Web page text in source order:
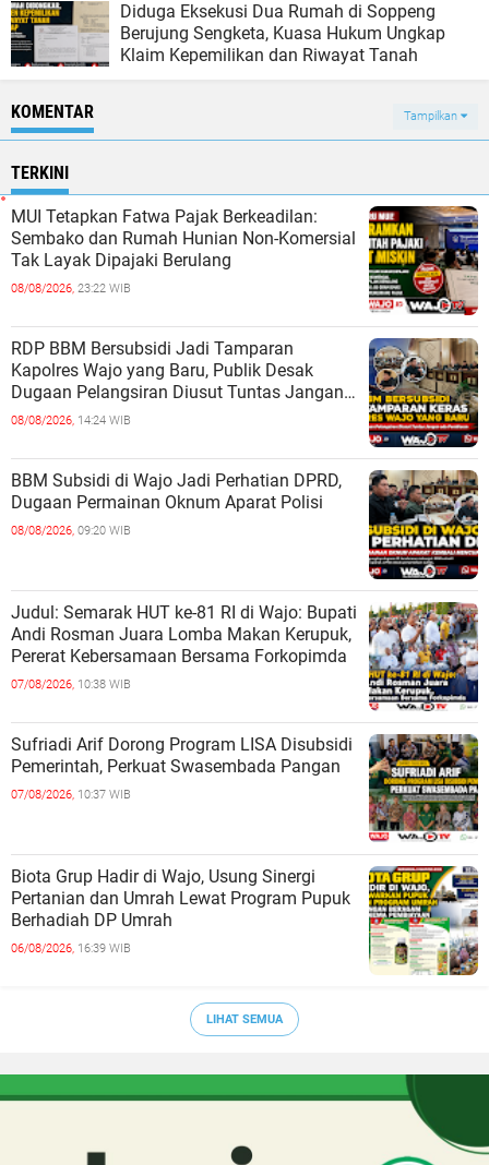
Diduga Eksekusi Dua Rumah di Soppeng
Berujung Sengketa, Kuasa Hukum Ungkap
Klaim Kepemilikan dan Riwayat Tanah
KOMENTAR Tampilkan
TERKINI
MUI Tetapkan Fatwa Pajak Berkeadilan:
Sembako dan Rumah Hunian Non-Komersial
Tak Layak Dipajaki Berulang
08/08/2026, 23:22 WIB
RDP BBM Bersubsidi Jadi Tamparan
Kapolres Wajo yang Baru, Publik Desak
Dugaan Pelangsiran Diusut Tuntas Jangan
ada Pembiaran
08/08/2026, 14:24 WIB
BBM Subsidi di Wajo Jadi Perhatian DPRD,
Dugaan Permainan Oknum Aparat Polisi
08/08/2026, 09:20 WIB
Judul: Semarak HUT ke-81 RI di Wajo: Bupati
Andi Rosman Juara Lomba Makan Kerupuk,
Pererat Kebersamaan Bersama Forkopimda
07/08/2026, 10:38 WIB
Sufriadi Arif Dorong Program LISA Disubsidi
Pemerintah, Perkuat Swasembada Pangan
07/08/2026, 10:37 WIB
Biota Grup Hadir di Wajo, Usung Sinergi
Pertanian dan Umrah Lewat Program Pupuk
Berhadiah DP Umrah
06/08/2026, 16:39 WIB
LIHAT SEMUA